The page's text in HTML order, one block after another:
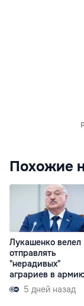
Похожие
Лукашенко велел
отправлять
"нерадивых"
аграриев в
5 дней назад